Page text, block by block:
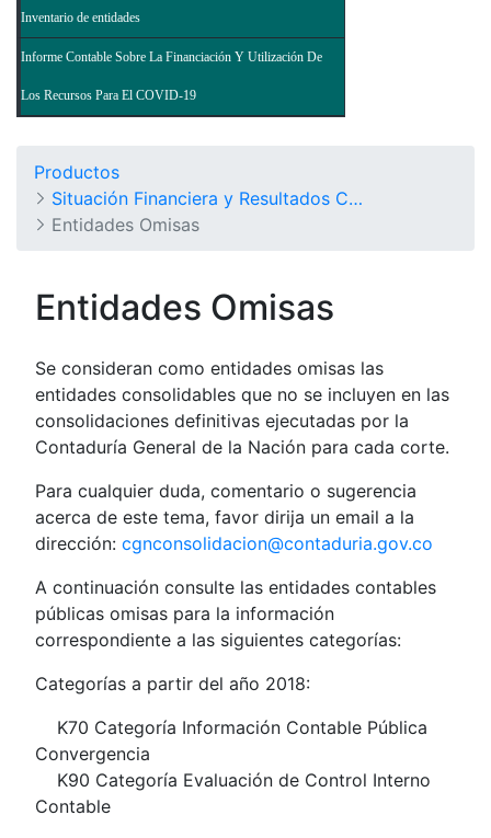
Inventario de entidades
Informe Contable Sobre La Financiación Y Utilización De
Los Recursos Para El COVID-19
Productos
Situación Financiera y Resultados Consolidados del Nivel Nacional - Balance General de la Nación y Otros Informes
Entidades Omisas
Entidades Omisas
Se consideran como entidades omisas las
entidades consolidables que no se incluyen en las
consolidaciones definitivas ejecutadas por la
Contaduría General de la Nación para cada corte.
Para cualquier duda, comentario o sugerencia
acerca de este tema, favor dirija un email a la
dirección: cgnconsolidacion@contaduria.gov.co
A continuación consulte las entidades contables
públicas omisas para la información
correspondiente a las siguientes categorías:
Categorías a partir del año 2018:
K70 Categoría Información Contable Pública
Convergencia
K90 Categoría Evaluación de Control Interno
Contable